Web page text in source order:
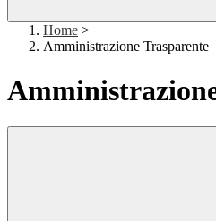
Home >
Amministrazione Trasparente